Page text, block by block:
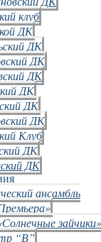
клуб
ДК
ДК
ДК
ДК
ДК
ДК
ДК
Клуб
ДК
ДК
ансамбль
“В”